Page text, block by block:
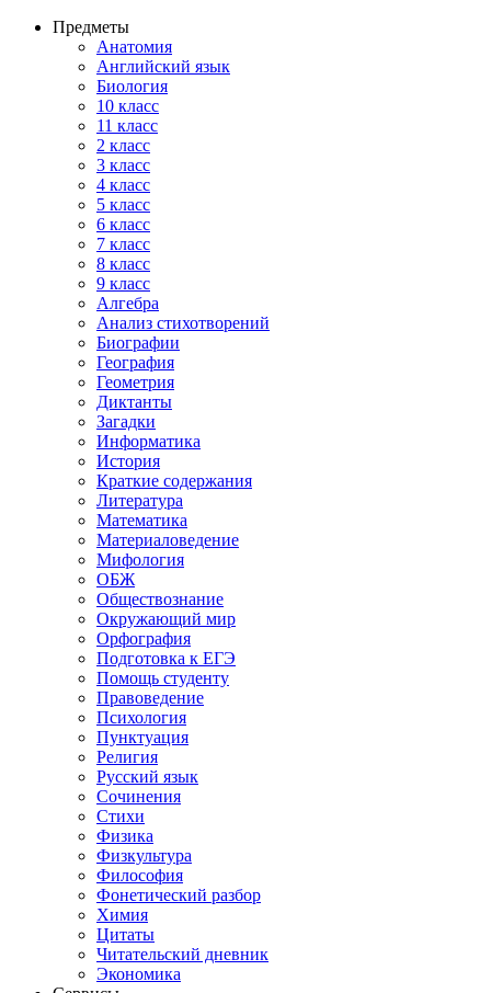
Предметы
Анатомия
Английский язык
Биология
10 класс
11 класс
2 класс
3 класс
4 класс
5 класс
6 класс
7 класс
8 класс
9 класс
Алгебра
Анализ стихотворений
Биографии
География
Геометрия
Диктанты
Загадки
Информатика
История
Краткие содержания
Литература
Математика
Материаловедение
Мифология
ОБЖ
Обществознание
Окружающий мир
Орфография
Подготовка к ЕГЭ
Помощь студенту
Правоведение
Психология
Пунктуация
Религия
Русский язык
Сочинения
Стихи
Физика
Физкультура
Философия
Фонетический разбор
Химия
Цитаты
Читательский дневник
Экономика